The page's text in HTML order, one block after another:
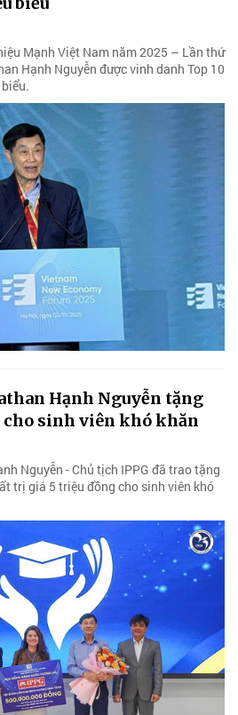
Mạnh Việt Nam năm 2025 – Lần thứ
Hạnh Nguyễn được vinh danh Top 10
Hạnh Nguyễn tặng
cho sinh viên khó khăn
Nguyễn - Chủ tịch IPPG đã trao tặng
trị giá 5 triệu đồng cho sinh viên khó